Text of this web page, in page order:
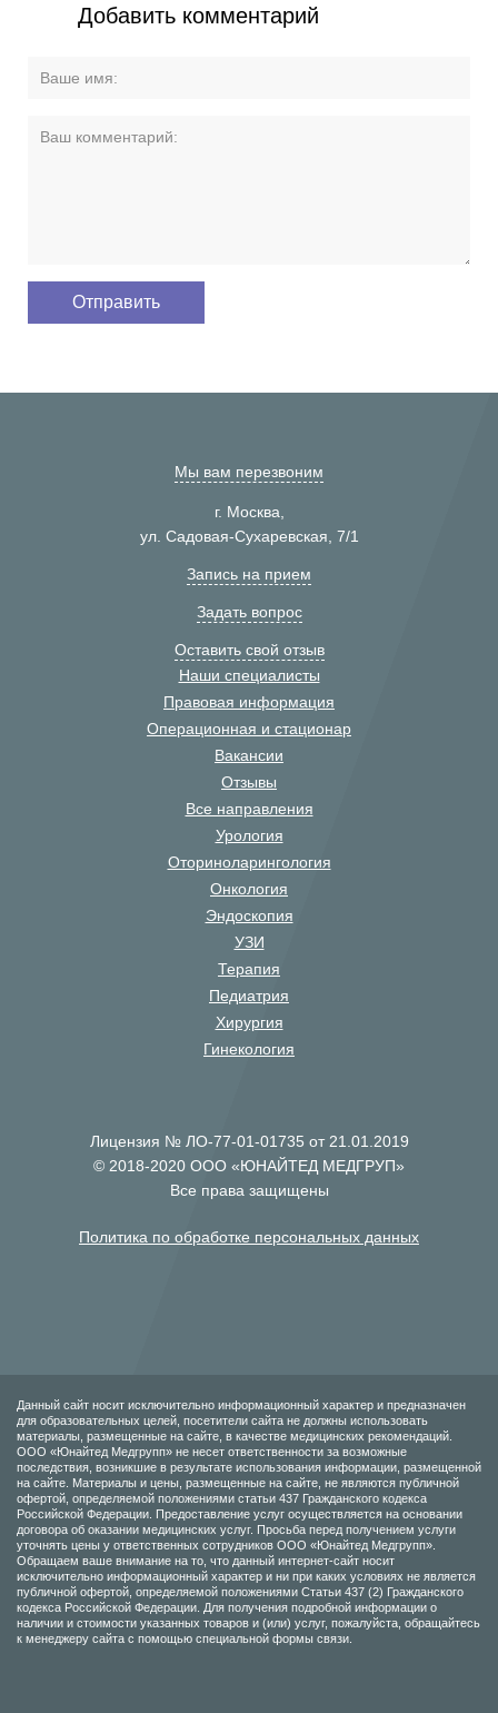
Добавить комментарий
Мы вам перезвоним
г. Москва,
ул. Садовая-Сухаревская, 7/1
Запись на прием
Задать вопрос
Оставить свой отзыв
Наши специалисты
Правовая информация
Операционная и стационар
Вакансии
Отзывы
Все направления
Урология
Оториноларингология
Онкология
Эндоскопия
УЗИ
Терапия
Педиатрия
Хирургия
Гинекология
Лицензия № ЛО-77-01-01735 от 21.01.2019
© 2018-2020 ООО «ЮНАЙТЕД МЕДГРУП»
Все права защищены
Политика по обработке персональных данных
Данный сайт носит исключительно информационный характер и предназначен
для образовательных целей, посетители сайта не должны использовать
материалы, размещенные на сайте, в качестве медицинских рекомендаций.
ООО «Юнайтед Медгрупп» не несет ответственности за возможные
последствия, возникшие в результате использования информации, размещенной
на сайте. Материалы и цены, размещенные на сайте, не являются публичной
офертой, определяемой положениями статьи 437 Гражданского кодекса
Российской Федерации. Предоставление услуг осуществляется на основании
договора об оказании медицинских услуг. Просьба перед получением услуги
уточнять цены у ответственных сотрудников ООО «Юнайтед Медгрупп».
Обращаем ваше внимание на то, что данный интернет-сайт носит
исключительно информационный характер и ни при каких условиях не является
публичной офертой, определяемой положениями Статьи 437 (2) Гражданского
кодекса Российской Федерации. Для получения подробной информации о
наличии и стоимости указанных товаров и (или) услуг, пожалуйста, обращайтесь
к менеджеру сайта с помощью специальной формы связи.